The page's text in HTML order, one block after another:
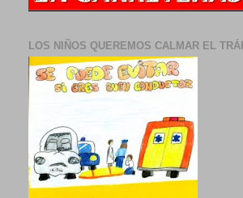
LOS NIÑOS QUEREMOS CALMAR EL